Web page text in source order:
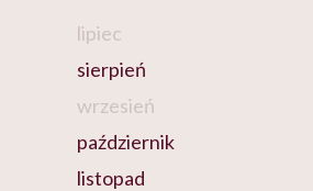
lipiec
sierpień
wrzesień
październik
listopad